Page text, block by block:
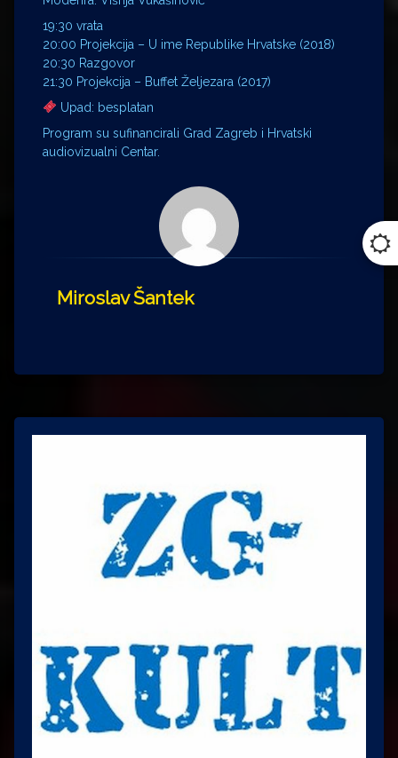
19:30 vrata
20:00 Projekcija – U ime Republike Hrvatske (2018)
20:30 Razgovor
21:30 Projekcija – Buffet Željezara (2017)
Upad: besplatan
Program su sufinancirali Grad Zagreb i Hrvatski
audiovizualni Centar.
Miroslav Šantek